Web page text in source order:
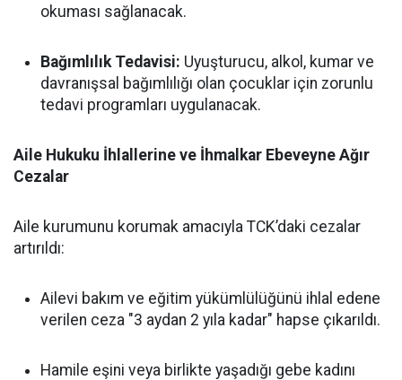
okuması sağlanacak.
Bağımlılık Tedavisi: Uyuşturucu, alkol, kumar ve
davranışsal bağımlılığı olan çocuklar için zorunlu
tedavi programları uygulanacak.
Aile Hukuku İhlallerine ve İhmalkar Ebeveyne Ağır
Cezalar
Aile kurumunu korumak amacıyla TCK’daki cezalar
artırıldı:
Ailevi bakım ve eğitim yükümlülüğünü ihlal edene
verilen ceza "3 aydan 2 yıla kadar" hapse çıkarıldı.
Hamile eşini veya birlikte yaşadığı gebe kadını